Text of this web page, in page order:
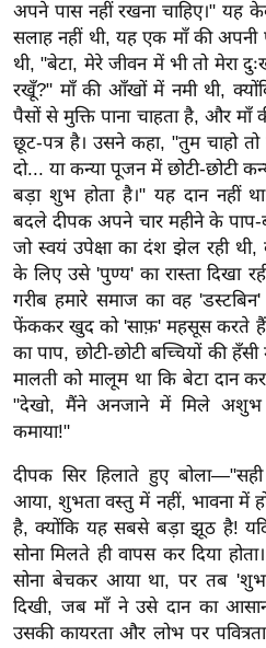
ज
न
ज
ग
त
बॉ
ली
वु
ड
हॉ
ली
वु
ड
फि
ल्म
मी
क्षा
B
r
e
a
अपने पास नहीं रखना चाहिए।" यह
सलाह नहीं थी, यह एक माँ की अपनी
थी, "बेटा, मेरे जीवन में भी तो मेरा
रखूँ?" माँ की आँखों में नमी थी,
पैसों से मुक्ति पाना चाहता है, और
छूट-पत्र है। उसने कहा, "तुम चाहो
दो... या कन्या पूजन में छोटी-छोटी
बड़ा शुभ होता है।" यह दान नहीं
बदले दीपक अपने चार महीने के पाप-
जो स्वयं उपेक्षा का दंश झेल रही
के लिए उसे 'पुण्य' का रास्ता दिखा
गरीब हमारे समाज का वह
फेंककर खुद को 'साफ़' महसूस करते
का पाप, छोटी-छोटी बच्चियों की
मालती को मालूम था कि बेटा दान
"देखो, मैंने अनजाने में मिले अशुभ
कमाया!"
दीपक सिर हिलाते हुए
आया, शुभता वस्तु में नहीं, भावना में
है, क्योंकि यह सबसे बड़ा झूठ है!
सोना मिलते ही वापस कर दिया
सोना बेचकर आया था, पर तब
दिखी, जब माँ ने उसे दान का आसान
उसकी कायरता और लोभ पर